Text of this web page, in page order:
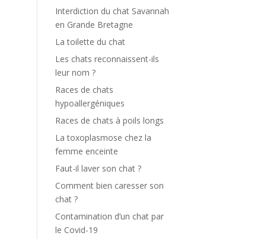
Interdiction du chat Savannah
en Grande Bretagne
La toilette du chat
Les chats reconnaissent-ils
leur nom ?
Races de chats
hypoallergéniques
Races de chats à poils longs
La toxoplasmose chez la
femme enceinte
Faut-il laver son chat ?
Comment bien caresser son
chat ?
Contamination d’un chat par
le Covid-19